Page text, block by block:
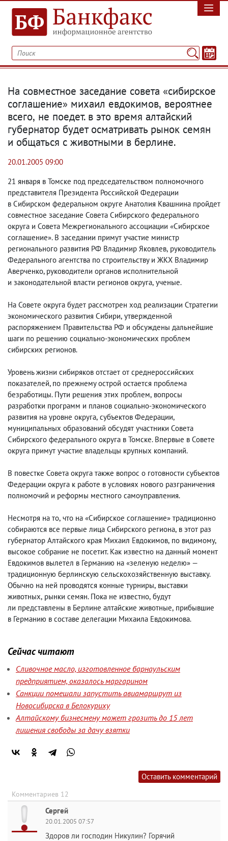
На совместное заседание совета «сибирское
соглашение» михаил евдокимов, вероятнее
всего, не поедет. в это время алтайский
губернатор будет осматривать рынок семян
и общаться с животными в берлине.
20.01.2005 09:00
21 января в Томске под председательством полномочного
представителя Президента Российской Федерации
в Сибирском федеральном округе Анатолия Квашнина пройдет
совместное заседание Совета Сибирского федерального
округа и Совета Межрегионального ассоциации «Сибирское
соглашение». В заседании примут участие министр
регионального развития РФ Владимир Яковлев, руководитель
Федерального агентства по строительству и ЖКХ Владимир
Аверченко, руководители органов исполнительной
и законодательной власти регионов округа, ученые.
На Совете округа будет рассмотрен ход реализации Стратегии
экономического развития Сибири, утвержденной
распоряжением Правительства РФ и обсуждены дальнейшие
шаги по решению социально-экономических проблем
сибирских регионов.
Уровень жизни сибиряков отстает от среднероссийских
показателей, по прежнему острой остается проблема
безработицы. Пути решения этих проблем, вопросы
разработки программ и планов социально-экономического
развития на уровне округа, субъектов Федерации,
муниципальных образований обсудят участники Совета
Сибирского федерального округа в Томске. Впервые в Совете
округа примут участие владельцы крупных компаний.
В повестке Совета округа также вопрос о готовности субъектов
Федерации округа к работе в условиях нового разграничения
полномочий и реформы местного самоуправления.
Несмотря на то, что на «Сибирское соглашение» традиционно
собираются все первые лица Сибирского региона, в этот раз
губернатор Алтайского края Михаил Евдокимов, по видимому,
высокое собрание не посетит. Как известно на данный момент
Евдокимов вылетел в Германию на «зеленую неделю» —
традиционную берлинскую сельскохозяйственную выставку.
Обычно на ней проводятся конные турниры, выставки
животных, рынки семян. Пока не известно, будут
ли представлены в Берлине алтайские животные, прибывшие
в Германию в составе делегации Михаила Евдокимова.
Сейчас читают
Сливочное масло, изготовленное барнаульским
предприятием, оказалось маргарином
Санкции помешали запустить авиамаршрут из
Новосибирска в Белокуриху
Алтайскому бизнесмену может грозить до 15 лет
лишения свободы за дачу взятки
Оставить комментарий
Комментариев 12
Сергей
20.01.2005 07:57
Здоров ли господин Никулин? Горячий